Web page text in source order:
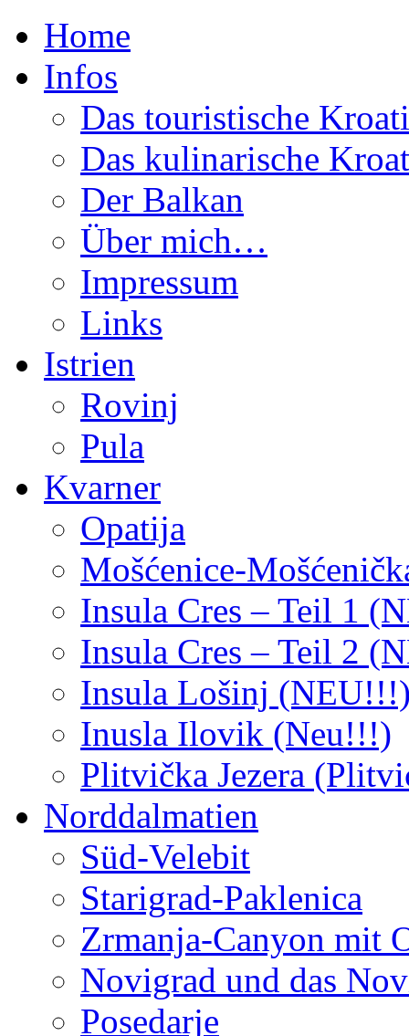
Home
Infos
Das touristische
Das kulinarische
Der Balkan
Über mich…
Impressum
Links
Istrien
Rovinj
Pula
Kvarner
Opatija
Mošćenice-
Insula Cres – Teil 1
Insula Cres – Teil 2
Insula Lošinj
Inusla Ilovik (Neu!!!)
Plitvička Jezera
Norddalmatien
Süd-Velebit
Starigrad-Paklenica
Zrmanja-Canyon mit
Novigrad und das
Posedarje